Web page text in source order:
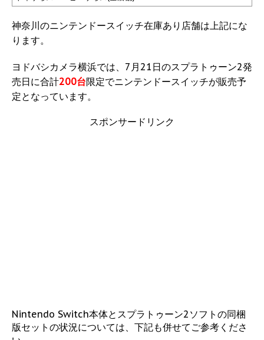
神奈川のニンテンドースイッチ在庫あり店舗は上記にな
ります。
ヨドバシカメラ横浜では、7月21日のスプラトゥーン2発
売日に合計200台限定でニンテンドースイッチが販売予
定となっています。
スポンサードリンク
Nintendo Switch本体とスプラトゥーン2ソフトの同梱
版セットの状況については、下記も併せてご参考くださ